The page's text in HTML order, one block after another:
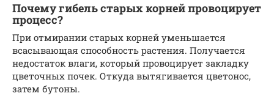
Почему гибель старых корней провоцирует
процесс?
При отмирании старых корней уменьшается
всасывающая способность растения. Получается
недостаток влаги, который провоцирует закладку
цветочных почек. Откуда вытягивается цветонос,
затем бутоны.